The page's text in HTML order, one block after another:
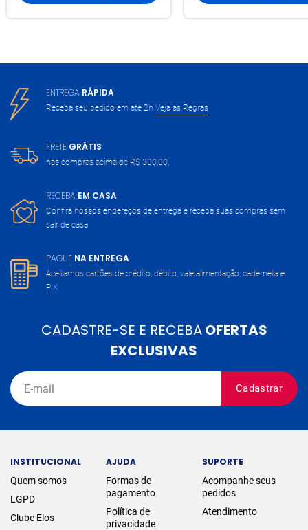
ENTREGA RÁPIDA
Receba seu pedido em até 2h Veja as Regras
FRETE GRÁTIS
nas compras acima de R$ 300,00.
RECEBA EM CASA
Confira nossos endereços de entrega e receba suas compras sem
sair de casa
PAGUE NA ENTREGA
Aceitamos cartões de crédito, débito, vale alimentação, caderneta e
PIX
CADASTRE-SE E RECEBAOFERTAS
EXCLUSIVAS
Cadastrar
INSTITUCIONAL
Quem somos
LGPD
Clube Elos
AJUDA
Formas de
pagamento
Política de
privacidade
SUPORTE
Acompanhe seus
pedidos
Atendimento